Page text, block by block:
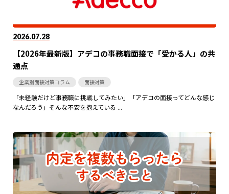
2026.07.28
【2026年最新版】アデコの事務職面接で「受かる人」の共
通点
企業別面接対策コラム 面接対策
「未経験だけど事務職に挑戦してみたい」「アデコの面接ってどんな感じ
なんだろう」そんな不安を抱えている ...